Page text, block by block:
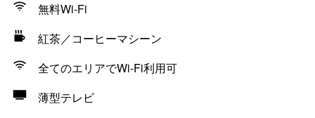
無料Wi-Fi
紅茶／コーヒーマシーン
全てのエリアでWi-Fi利用可
薄型テレビ